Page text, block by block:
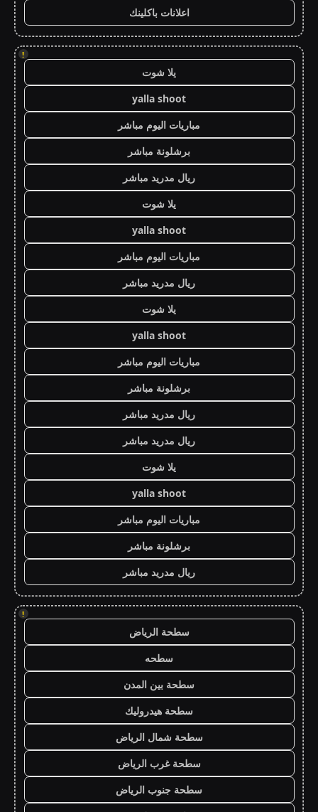
اعلانات باكلينك
!
يلا شوت
yalla shoot
مباريات اليوم مباشر
برشلونة مباشر
ريال مدريد مباشر
يلا شوت
yalla shoot
مباريات اليوم مباشر
ريال مدريد مباشر
يلا شوت
yalla shoot
مباريات اليوم مباشر
برشلونة مباشر
ريال مدريد مباشر
ريال مدريد مباشر
يلا شوت
yalla shoot
مباريات اليوم مباشر
برشلونة مباشر
ريال مدريد مباشر
!
سطحة الرياض
سطحه
سطحة بين المدن
سطحة هيدروليك
سطحة شمال الرياض
سطحة غرب الرياض
سطحة جنوب الرياض